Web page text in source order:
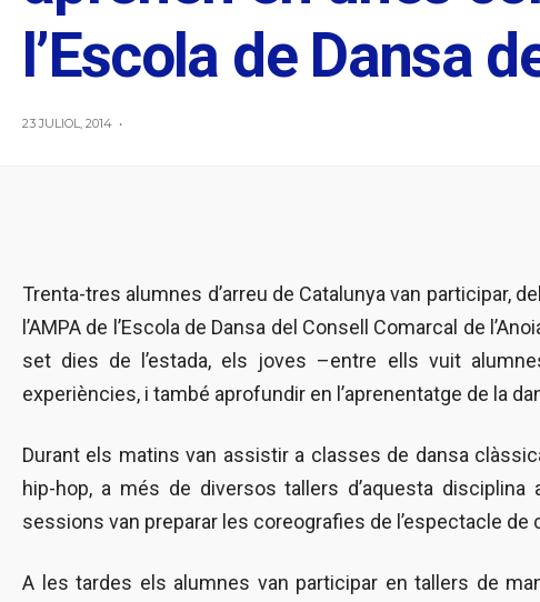
l’Escola de Dansa
23 JULIOL, 2014 •
Trenta-tres alumnes d’arreu de Catalunya van participar,
l’AMPA de l’Escola de Dansa del Consell Comarcal de
set dies de l’estada, els joves –entre ells vuit
experiències, i també aprofundir en l’aprenentatge de la
Durant els matins van assistir a classes de dansa
hip-hop, a més de diversos tallers d’aquesta
sessions van preparar les coreografies de l’espectacle de
A les tardes els alumnes van participar en tallers de